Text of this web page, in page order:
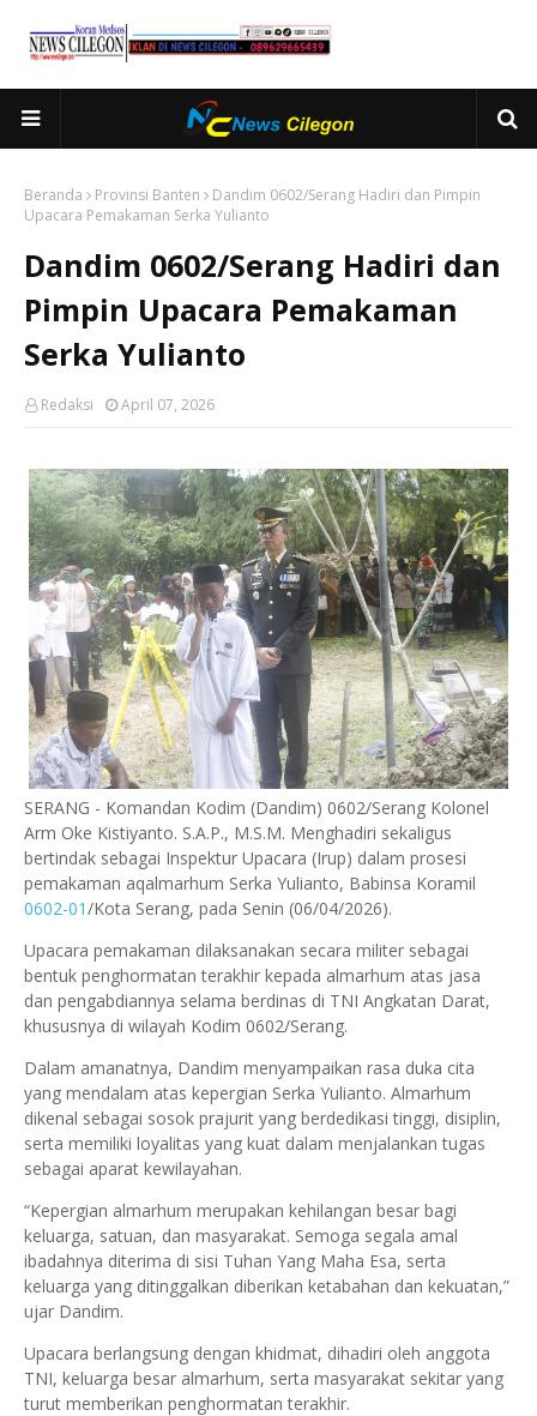
Beranda Provinsi Banten
Dandim 0602/Serang Hadiri dan Pimpin
Upacara Pemakaman Serka Yulianto
Dandim 0602/Serang Hadiri dan
Pimpin Upacara Pemakaman
Serka Yulianto
Redaksi April 07, 2026
SERANG - Komandan Kodim (Dandim) 0602/Serang Kolonel
Arm Oke Kistiyanto. S.A.P., M.S.M. Menghadiri sekaligus
bertindak sebagai Inspektur Upacara (Irup) dalam prosesi
pemakaman aqalmarhum Serka Yulianto, Babinsa Koramil
0602-01/Kota Serang, pada Senin (06/04/2026).
Upacara pemakaman dilaksanakan secara militer sebagai
bentuk penghormatan terakhir kepada almarhum atas jasa
dan pengabdiannya selama berdinas di TNI Angkatan Darat,
khususnya di wilayah Kodim 0602/Serang.
Dalam amanatnya, Dandim menyampaikan rasa duka cita
yang mendalam atas kepergian Serka Yulianto. Almarhum
dikenal sebagai sosok prajurit yang berdedikasi tinggi, disiplin,
serta memiliki loyalitas yang kuat dalam menjalankan tugas
sebagai aparat kewilayahan.
“Kepergian almarhum merupakan kehilangan besar bagi
keluarga, satuan, dan masyarakat. Semoga segala amal
ibadahnya diterima di sisi Tuhan Yang Maha Esa, serta
keluarga yang ditinggalkan diberikan ketabahan dan kekuatan,”
ujar Dandim.
Upacara berlangsung dengan khidmat, dihadiri oleh anggota
TNI, keluarga besar almarhum, serta masyarakat sekitar yang
turut memberikan penghormatan terakhir.